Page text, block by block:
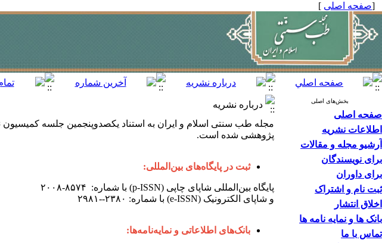
[صفحه اصلی ]
بخش‌های اصلی
صفحه اصلی
اطلاعات نشریه
آرشیو مجله و مقالات
برای نویسندگان
برای داوران
ثبت نام و اشتراک
اخلاق انتشار
بانک ها و نمایه نامه ها
تماس با ما
درباره نشریه
پژوهشی شده است.
ثبت در پایگاه‌های بین‌المللی:
پایگاه‌ بین‌المللی شاپای چاپی (p-ISSN) با شماره: ۸۵۷۴-۲۰۰۸
و شاپای الکترونیک (e-ISSN) با شماره: ۲۳۸۰--۲۹۸۱
بانک‌‏های اطلاعاتی و نمایه‌‏نامه‏‌ها: